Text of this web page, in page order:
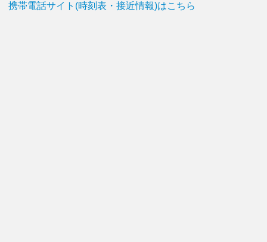
携帯電話サイト(時刻表・接近情報)はこちら